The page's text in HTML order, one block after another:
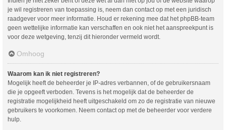
je wil registreren van toepassing is, neem dan contact op met een juridisch
raadgever voor meer informatie. Houd er rekening mee dat het phpBB-team
geen wettelijke informatie kan verschaffen en ook niet het aanspreekpunt is
voor deze wetgeving, tenzij dit hieronder vermeld wordt.
Omhoog
Waarom kan ik niet registreren?
Mogelijk heeft de beheerder je IP-adres verbannen, of de gebruikersnaam
die je opgeeft verboden. Tevens is het mogelijk dat de beheerder de
registratie mogelijkheid heeft uitgeschakeld om zo de registratie van nieuwe
gebruikers te voorkomen. Neem contact op met de beheerder voor verdere
hulp.